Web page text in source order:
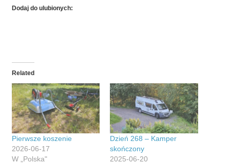
Dodaj do ulubionych:
Related
Pierwsze koszenie
2026-06-17
W „Polska"
Dzień 268 – Kamper
skończony
2025-06-20